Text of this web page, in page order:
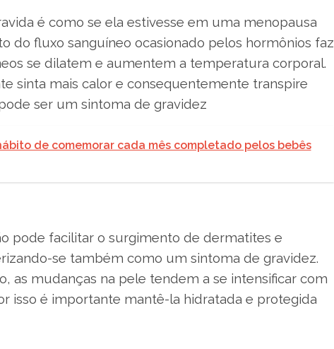
é como se ela estivesse em uma menopausa
do fluxo sanguíneo ocasionado pelos hormônios faz
se dilatem e aumentem a temperatura corporal.
sinta mais calor e consequentemente transpire
ser um sintoma de gravidez
de comemorar cada mês completado pelos bebês
pode facilitar o surgimento de dermatites e
se também como um sintoma de gravidez.
as mudanças na pele tendem a se intensificar com
isso é importante mantê-la hidratada e protegida